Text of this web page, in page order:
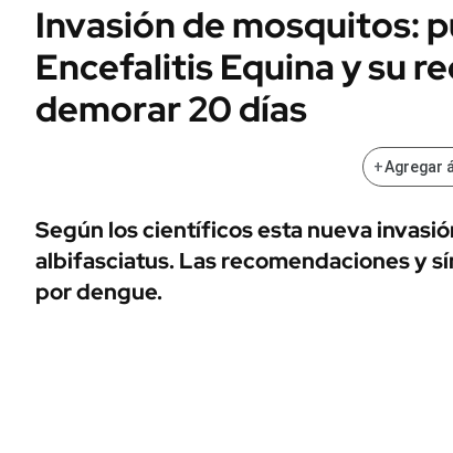
Campo
FINANZAS
Dólar
Sustentabilidad
ENERGY REPORT
URUGUAY
Invasión de mosquitos:
Encefalitis Equina y su
demorar 20 días
+Agregar
Según los científicos esta nueva
albifasciatus. Las recomendaciones y
por dengue.